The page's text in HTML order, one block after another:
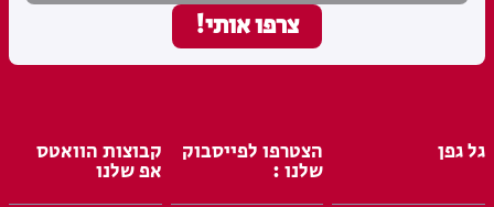
גל גפן הצטרפו לפייסבוק
שלנו :
קבוצות הוואטס
אפ שלנו